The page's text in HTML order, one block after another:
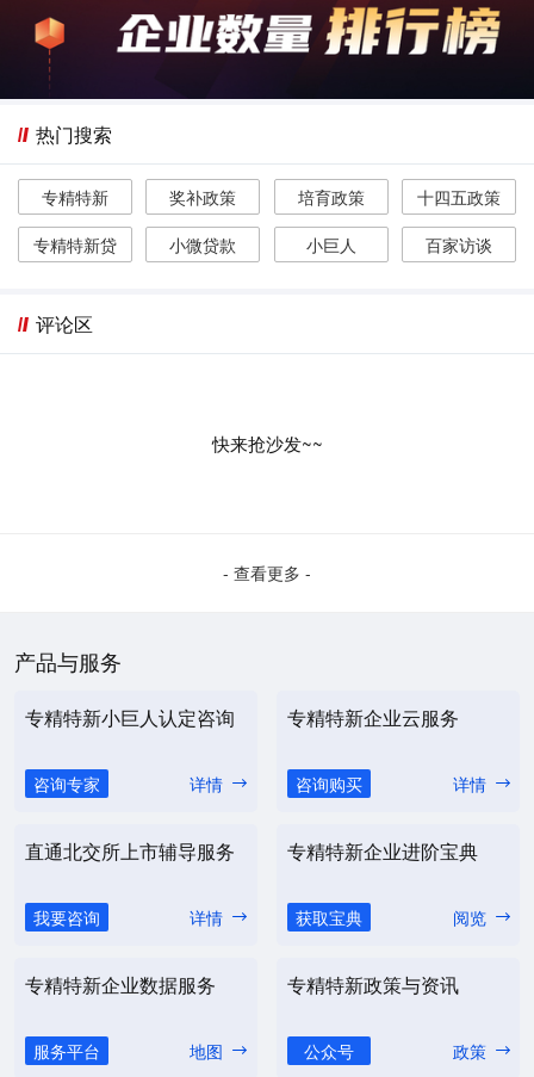
热门搜索
专精特新 奖补政策 培育政策
十四五政策
专精特新贷
小微贷款 小巨人 百家访谈
评论区
快来抢沙发~~
- 查看更多 -
产品与服务
专精特新小巨人认定咨询
咨询专家 详情
专精特新企业云服务
咨询购买 详情
直通北交所上市辅导服务
我要咨询 详情
专精特新企业进阶宝典
获取宝典 阅览
专精特新企业数据服务
服务平台 地图
专精特新政策与资讯
公众号 政策